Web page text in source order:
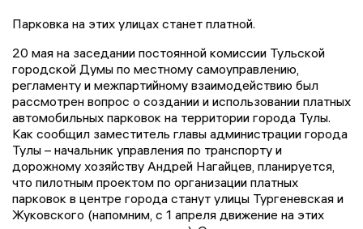
Парковка на этих улицах станет платной.
20 мая на заседании постоянной комиссии Тульской
городской Думы по местному самоуправлению,
регламенту и межпартийному взаимодействию был
рассмотрен вопрос о создании и использовании платных
автомобильных парковок на территории города Тулы.
Как сообщил заместитель главы администрации города
Тулы – начальник управления по транспорту и
дорожному хозяйству Андрей Нагайцев, планируется,
что пилотным проектом по организации платных
парковок в центре города станут улицы Тургеневская и
Жуковского (напомним, с 1 апреля движение на этих